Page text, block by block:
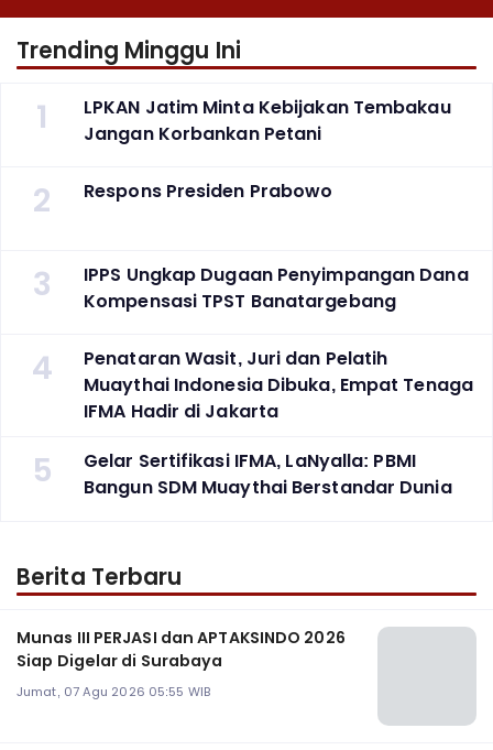
Trending Minggu Ini
1
LPKAN Jatim Minta Kebijakan Tembakau
Jangan Korbankan Petani
2 Respons Presiden Prabowo
3
IPPS Ungkap Dugaan Penyimpangan Dana
Kompensasi TPST Banatargebang
4
Penataran Wasit, Juri dan Pelatih
Muaythai Indonesia Dibuka, Empat Tenaga
IFMA Hadir di Jakarta
5
Gelar Sertifikasi IFMA, LaNyalla: PBMI
Bangun SDM Muaythai Berstandar Dunia
Berita Terbaru
Munas III PERJASI dan APTAKSINDO 2026
Siap Digelar di Surabaya
Jumat, 07 Agu 2026 05:55 WIB